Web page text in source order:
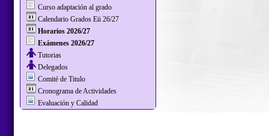
Curso adaptación al grado
Calendario Grados Eii 26/27
Horarios 2026/27
Exámenes 2026/27
Tutorias
Delegados
Comité de Titulo
Cronograma de Actividades
Evaluación y Calidad